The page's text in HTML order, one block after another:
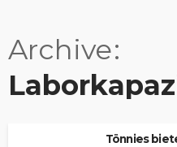
Archive
Tönnies